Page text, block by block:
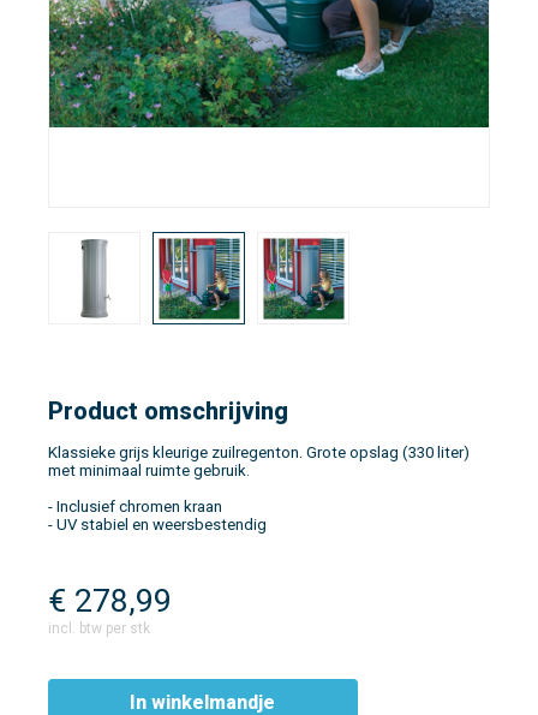
Product omschrijving
Klassieke grijs kleurige zuilregenton. Grote opslag (330 liter)
met minimaal ruimte gebruik.
- Inclusief chromen kraan
- UV stabiel en weersbestendig
€ 278,99
incl. btw per stk
In winkelmandje